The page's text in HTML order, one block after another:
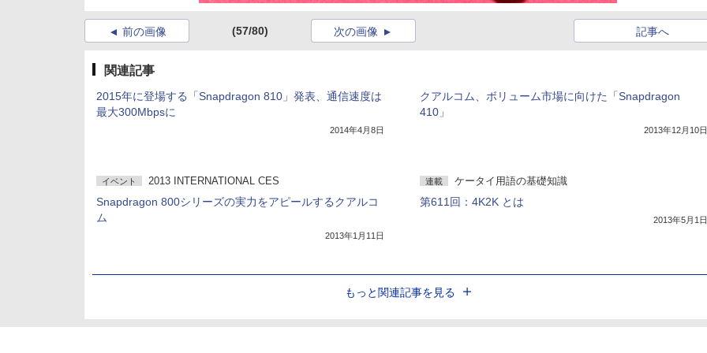
前の画像 (57/80) 記事へ
次の画像
関連記事
2015年に登場する「Snapdragon 810」発表、通信速度は
最大300Mbpsに
2014年4月8日
クアルコム、ボリューム市場に向けた「Snapdragon
410」
2013年12月10日
イベント 2013 INTERNATIONAL CES
Snapdragon 800シリーズの実力をアピールするクアルコ
ム
2013年1月11日
連載 ケータイ用語の基礎知識
第611回：4K2K とは
2013年5月1日
もっと関連記事を見る